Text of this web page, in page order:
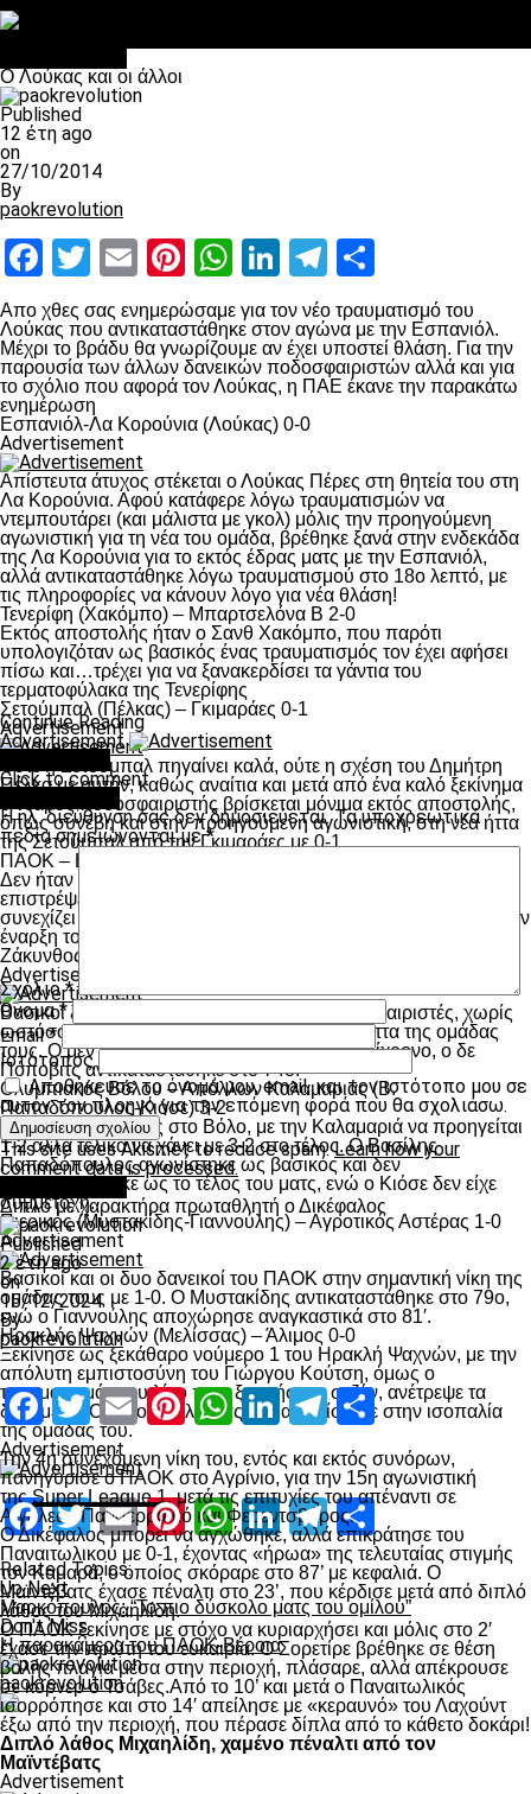
O Λούκας και οι άλλοι
Published
12 έτη ago
on
27/10/2014
By
paokrevolution
Facebook
Twitter
EmailPinterest
WhatsApp
LinkedIn
Telegram
Απο χθες σας ενημερώσαμε για τον νέο τραυματισμό του
Λούκας που αντικαταστάθηκε στον αγώνα με την Εσπανιόλ.
Μέχρι το βράδυ θα γνωρίζουμε αν έχει υποστεί θλάση. Για την
παρουσία των άλλων δανεικών ποδοσφαιριστών αλλά και για
το σχόλιο που αφορά τον Λούκας, η ΠΑΕ έκανε την παρακάτω
ενημέρωση
Εσπανιόλ-Λα Κορούνια (Λούκας) 0-0
Advertisement
Απίστευτα άτυχος στέκεται ο Λούκας Πέρες στη θητεία του στη
Λα Κορούνια. Αφού κατάφερε λόγω τραυματισμών να
ντεμπουτάρει (και μάλιστα με γκολ) μόλις την προηγούμενη
αγωνιστική για τη νέα του ομάδα, βρέθηκε ξανά στην ενδεκάδα
της Λα Κορούνια για το εκτός έδρας ματς με την Εσπανιόλ,
αλλά αντικαταστάθηκε λόγω τραυματισμού στο 18ο λεπτό, με
τις πληροφορίες να κάνουν λόγο για νέα θλάση!
Τενερίφη (Χακόμπο) – Μπαρτσελόνα Β 2-0
Εκτός αποστολής ήταν ο Σανθ Χακόμπο, που παρότι
υπολογιζόταν ως βασικός ένας τραυματισμός τον έχει αφήσει
πίσω και…τρέχει για να ξανακερδίσει τα γάντια του
τερματοφύλακα της Τενερίφης
Σετούμπαλ (Πέλκας) – Γκιμαράες 0-1
Advertisement
Ούτε η Σετούμπαλ πηγαίνει καλά, ούτε η σχέση του Δημήτρη
Πέλκα με αυτήν, καθώς αναίτια και μετά από ένα καλό ξεκίνημα
ο νεαρός ποδοσφαιριστής βρίσκεται μόνιμα εκτός αποστολής,
όπως συνέβη και στην προηγούμενη αγωνιστική, στη νέα ήττα
της Σετούμπαλ από την Γκιμαράες με 0-1.
ΠΑΟΚ – Βέροια (Παναγιωτούδης) 4-1
Δεν ήταν στην αποστολή ο Κώστας Παναγιωτούδης για να
επιστρέψει ως αντίπαλος του ΠΑΟΚ στην Τούμπα κι έτσι
συνεχίζει να μη βρίσκει χρόνο συμμετοχής στην Βέροια από την
έναρξη του Πρωταθλήματος.
Ζάκυνθος – Αιγινιακός (Πολύζος-Πόποβιτς) 1-0
Advertisement
Βασικοί ξεκίνησαν και οι δυο δανεικοί ποδοσφαιριστές, χωρίς
ωστόσο να μπορέσουν να αποτρέψουν την ήττα της ομάδας
τους. Ο μεν Πολύζος αντικαταστάθηκε στο ημίχρονο, ο δε
Πόποβιτς αντικαταστάθηκε στο 74ο.
Ολυμπιακός Βόλου – Απόλλων Καλαμαριάς (Β.
Παπαδόπουλος-Κιόσε) 3-2
Συναρπαστικό ματς στο Βόλο, με την Καλαμαριά να προηγείται
1-2 αλλά τελικά να χάνει με 3-2 στο τέλος. Ο Βασίλης
Παπαδόπουλος αγωνίστηκε ως βασικός και δεν
αντικαταστάθηκε ως το τέλος του ματς, ενώ ο Κιόσε δεν είχε
συμμετοχή.
Πιερικός (Μυστακίδης-Γιαννούλης) – Αγροτικός Αστέρας 1-0
Advertisement
Βασικοί και οι δυο δανεικοί του ΠΑΟΚ στην σημαντική νίκη της
ομάδας τους με 1-0. Ο Μυστακίδης αντικαταστάθηκε στο 79ο,
ενώ ο Γιαννούλης αποχώρησε αναγκαστικά στο 81′.
Ηρακλής Ψαχνών (Μελίσσας) – Άλιμος 0-0
Ξεκίνησε ως ξεκάθαρο νούμερο 1 του Ηρακλή Ψαχνών, με την
απόλυτη εμπιστοσύνη του Γιώργου Κούτση, όμως ο
τραυματισμός του λίγο πριν ξεκινήσει η σεζόν, ανέτρεψε τα
δεδομένα. Ο Νίκος Μελίσσας δεν αγωνίστηκε στην ισοπαλία
της ομάδας του.
Advertisement
Facebook
Twitter
EmailPinterest
WhatsApp
LinkedIn
Telegram
Related Topics:
Up Next
Μαρκόπουλος: “Το πιο δύσκολο ματς του ομίλου”
Don't Miss
Η παρακάμερα του ΠΑΟΚ-Βέροια
paokrevolution
Continue Reading
Advertisement
Click to comment
Η ηλ. διεύθυνση σας δεν δημοσιεύεται. Τα υποχρεωτικά
πεδία σημειώνονται με*
Σχόλιο*
Όνομα*
Email*
Ιστότοπος
Αποθήκευσε το όνομά μου, email, και τον ιστότοπο μου σε
αυτόν τον πλοηγό για την επόμενη φορά που θα σχολιάσω.
This site uses Akismet to reduce spam.Learn how your
comment data is processed.
Διπλό με χαρακτήρα πρωταθλητή ο Δικέφαλος
Published
2 έτη ago
on
15/12/2024
By
paokrevolution
Facebook
Twitter
EmailPinterest
WhatsApp
LinkedIn
Telegram
Την 4ησυνεχόμενη νίκη του, εντός και εκτός συνόρων,
πανηγύρισε ο ΠΑΟΚ στο Αγρίνιο, για την 15η αγωνιστική
τηςSuper League 1, μετά τις επιτυχίες του απέναντι σε
Αιγάλεω, Πανσερραϊκό και Φερεντσβάρος.
Ο Δικέφαλος μπορεί να αγχώθηκε, αλλά επικράτησε του
Παναιτωλικού με 0-1, έχοντας «ήρωα» της τελευταίας στιγμής
τον Καμαρά, ο οποίος σκόραρε στο 87’ με κεφαλιά. Ο
Μαϊντέβατς έχασε πέναλτι στο 23’, που κέρδισε μετά από διπλό
λάθος του Μιχαηλίδη.
Ο ΠΑΟΚ ξεκίνησε με στόχο να κυριαρχήσει και μόλις στο 2′
έχασε την πρώτη του ευκαιρία. Ο Σορετίρε βρέθηκε σε θέση
βολής πλάγια μέσα στην περιοχή, πλάσαρε, αλλά απέκρουσε
σε κόρνερ ο Τσάβες.Από το 10’ και μετά ο Παναιτωλικός
ισορρόπησε και στο 14′ απείλησε με «κεραυνό» του Λαχούντ
έξω από την περιοχή, που πέρασε δίπλα από το κάθετο δοκάρι!
Διπλό λάθος Μιχαηλίδη, χαμένο πέναλτι από τον
Μαϊντέβατς
Advertisement